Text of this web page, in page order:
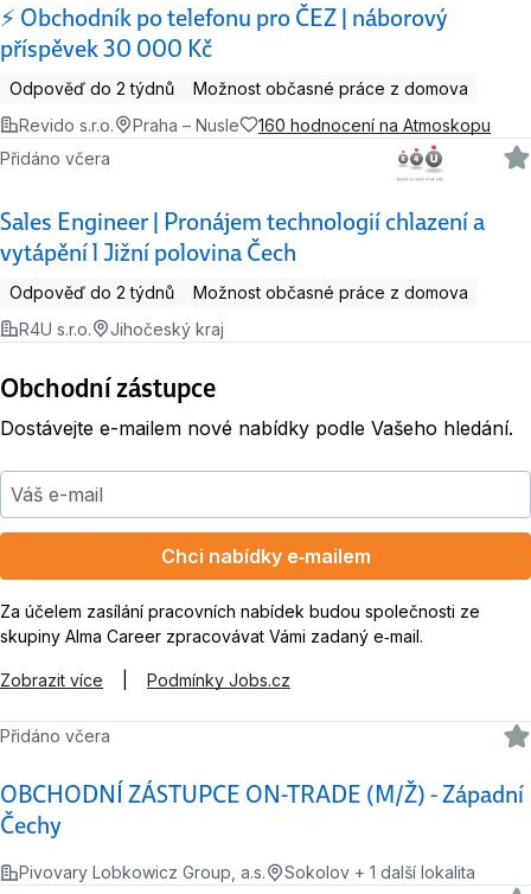
⚡️ Obchodník po telefonu pro ČEZ | náborový
příspěvek 30 000 Kč
Odpověď do 2 týdnů
Možnost občasné práce z domova
Revido s.r.o.
Praha – Nusle 160 hodnocení na Atmoskopu
Sales Engineer | Pronájem technologií chlazení a
vytápění l Jižní polovina Čech
Přidáno včera
Odpověď do 2 týdnů
Možnost občasné práce z domova
R4U s.r.o.
Jihočeský kraj
Obchodní zástupce
Dostávejte e-mailem nové nabídky podle Vašeho hledání.
Váš e-mail
Chci nabídky e‑mailem
Za účelem zasílání pracovních nabídek budou společnosti ze
skupiny Alma Career zpracovávat Vámi zadaný e‑mail.
Zobrazit více Podmínky Jobs.cz
OBCHODNÍ ZÁSTUPCE ON-TRADE (M/Ž) - Západní
Čechy
Přidáno včera
Pivovary Lobkowicz Group, a.s.
Sokolov + 1 další lokalita